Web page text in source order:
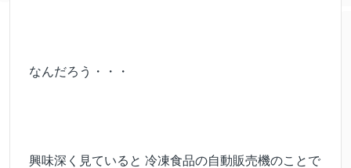
なんだろう・・・
興味深く見ていると 冷凍食品の自動販売機のことで